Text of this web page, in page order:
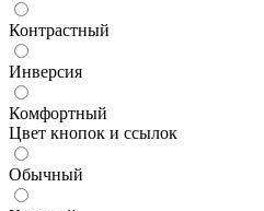
Контрастный
Инверсия
Комфортный
Цвет кнопок и ссылок
Обычный